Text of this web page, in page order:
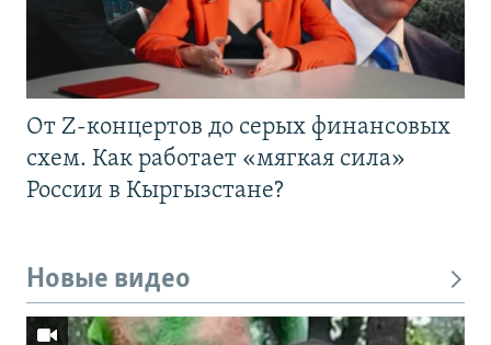
От Z-концертов до серых финансовых
схем. Как работает «мягкая сила»
России в Кыргызстане?
Новые видео